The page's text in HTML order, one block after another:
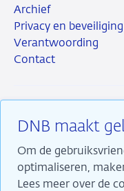
DNB maakt
Om de
optimaliseren,
Lees meer over de
Archief
Privacy en beveiliging
Verantwoording
Contact
RSS